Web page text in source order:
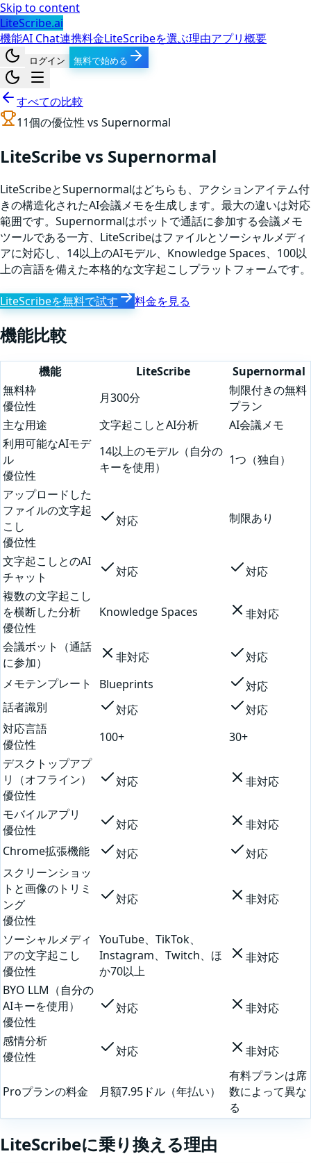
Skip to content
LiteScribe.ai
機能AI Chat連携料金LiteScribeを選ぶ理由アプリ概要
ログイン 無料で始める
すべての比較
11個の優位性 vs Supernormal
LiteScribe vs Supernormal
LiteScribeとSupernormalはどちらも、アクションアイテム付
きの構造化されたAI会議メモを生成します。最大の違いは対応
範囲です。Supernormalはボットで通話に参加する会議メモ
ツールである一方、LiteScribeはファイルとソーシャルメディ
アに対応し、14以上のAIモデル、Knowledge Spaces、100以
上の言語を備えた本格的な文字起こしプラットフォームです。
LiteScribeを無料で試す 料金を見る
機能比較
機能 LiteScribe
Supernormal
無料枠
優位性
月300分
制限付きの無料
プラン
主な用途
文字起こしとAI分析
AI会議メモ
利用可能なAIモデ
ル
優位性
14以上のモデル（自分の
キーを使用）
1つ（独自）
アップロードした
ファイルの文字起
こし
優位性
対応 制限あり
文字起こしとのAI
チャット
対応
対応
複数の文字起こし
を横断した分析
優位性
Knowledge Spaces 非対応
会議ボット（通話
に参加）
非対応
対応
メモテンプレート
Blueprints
対応
話者識別
対応
対応
対応言語
優位性
100+
30+
デスクトップアプ
リ（オフライン）
優位性
対応 非対応
モバイルアプリ
優位性
対応
非対応
Chrome拡張機能
対応
対応
スクリーンショッ
トと画像のトリミ
ング
優位性
対応 非対応
ソーシャルメディ
アの文字起こし
優位性
YouTube、TikTok、
Instagram、Twitch、ほ
か70以上
非対応
BYO LLM（自分の
AIキーを使用）
優位性
対応 非対応
感情分析
優位性
対応 非対応
Proプランの料金 月額7.95ドル（年払い）
有料プランは席
数によって異な
る
LiteScribeに乗り換える理由